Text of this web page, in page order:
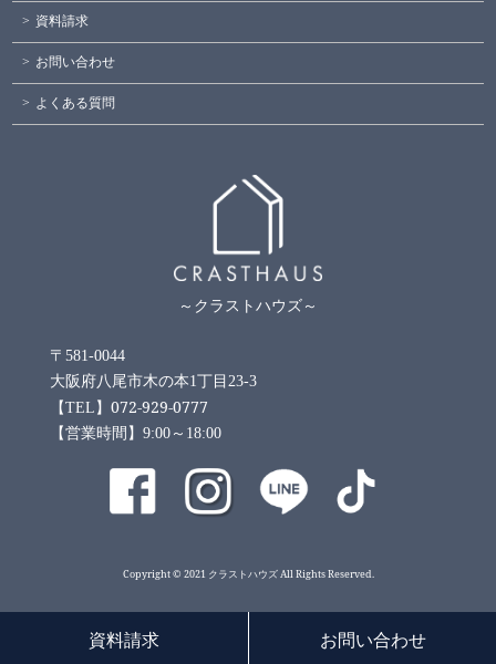
資料請求 お問い合わせ
資料請求
お問い合わせ
よくある質問
～クラストハウズ～
〒581-0044
大阪府八尾市木の本1丁目23-3
【TEL】072-929-0777
【営業時間】9:00～18:00
Copyright © 2021 クラストハウズ All Rights Reserved.